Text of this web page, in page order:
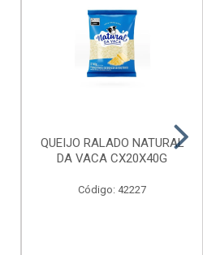
QUEIJO RALADO NATURAL
DA VACA CX20X40G
Código: 42227